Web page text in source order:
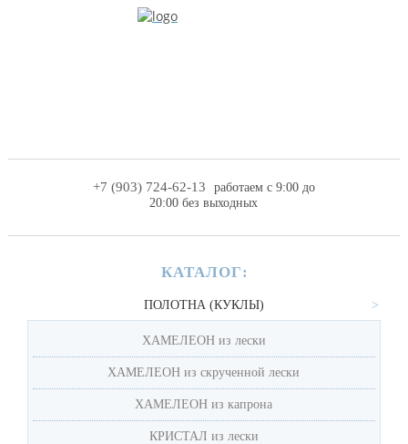
+7 (903) 724-62-13
работаем с 9:00 до
20:00 без выходных
КАТАЛОГ:
ПОЛОТНА (КУКЛЫ)
ХАМЕЛЕОН из лески
ХАМЕЛЕОН из скрученной лески
ХАМЕЛЕОН из капрона
КРИСТАЛ из лески